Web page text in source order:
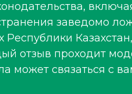
заведомо
отзыв проходит
может связаться с